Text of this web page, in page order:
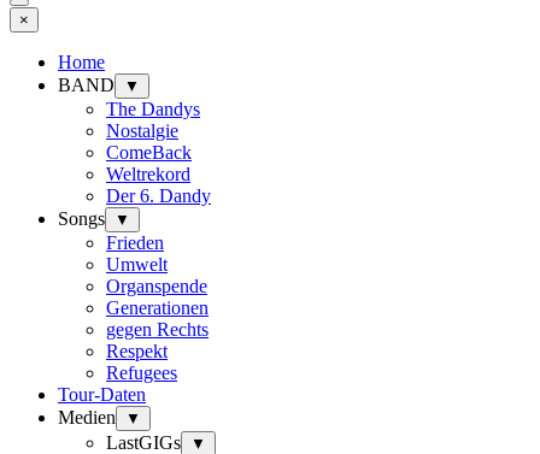
×
Home
BAND
▼
The Dandys
Nostalgie
ComeBack
Weltrekord
Der 6. Dandy
Songs
▼
Frieden
Umwelt
Organspende
Generationen
gegen Rechts
Respekt
Refugees
Tour-Daten
Medien
▼
LastGIGs ▼